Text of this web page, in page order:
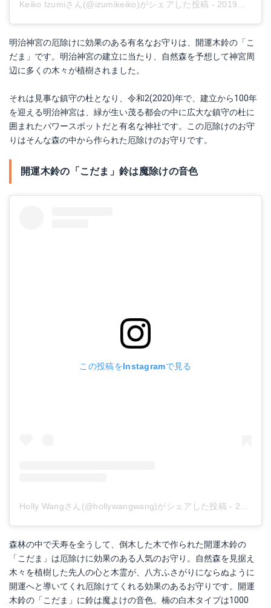
Keiko Izumiさん(@izumikeiko)がシェアした投稿 - 2019年 2月月1日午前9時46分PST
明治神宮の厄除けに効果のある有名なお守りは、開運木鈴の「こ
だま」です。明治神宮の建立に当たり、自然森を予想して神宮周
辺に多くの木々が植樹されました。
それは見事な鎮守の杜となり、令和2(2020)年で、建立から100年
を迎える明治神宮は、緑が生い茂る都会の中に広大な鎮守の杜に
囲まれたパワースポットだと有名な神社です。この厄除けのお守
りはそんな森の中から作られた厄除けのお守りです。
開運木鈴の「こだま」鈴は魔除けの音色
この投稿をInstagramで見る
Holly Wangさん(@hollywangwang)がシェアした投稿 - 2019年 7月月19日午前4時02分PDT
森林の中で天寿を全うして、倒木した木で作られた開運木鈴の
「こだま」は厄除けに効果のある人気のお守り。自然森を見据え
木々を植樹した先人の心と木霊が、八方ふさがりにならぬように
開運へと導いてくれ厄除けてくれる効果のあるお守りです。開運
木鈴の「こだま」に鈴は魔よけの音色。楠の白木タイプは1000